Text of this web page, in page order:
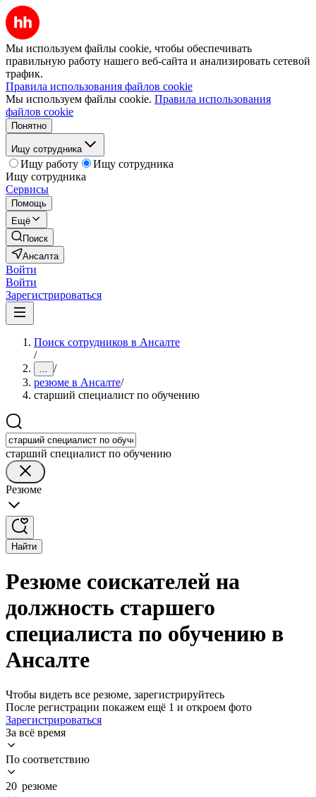
Мы используем файлы cookie, чтобы обеспечивать
правильную работу нашего веб-сайта и анализировать сетевой
трафик.
Правила использования файлов cookie
Мы используем файлы cookie. Правила использования
файлов cookie
Понятно
Ищу сотрудника
Ищу работу
Ищу сотрудника
Ищу сотрудника
Сервисы
Помощь
Ещё
Поиск
Ансалта
Войти
Войти
Зарегистрироваться
Поиск сотрудников в Ансалте
/
... /
резюме в Ансалте/
старший специалист по обучению
старший специалист по обучению
Резюме
Найти
Резюме соискателей на
должность старшего
специалиста по обучению в
Ансалте
Чтобы видеть все резюме, зарегистрируйтесь
После регистрации покажем ещё 1 и откроем фото
Зарегистрироваться
За всё время
По соответствию
20 резюме